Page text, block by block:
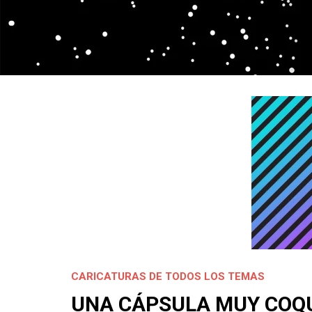
CARICATURAS DE TODOS LOS TEMAS
UNA CÁPSULA MUY